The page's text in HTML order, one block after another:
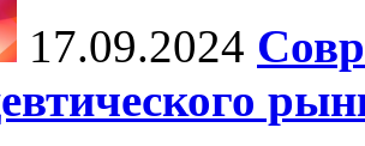
17.09.2024